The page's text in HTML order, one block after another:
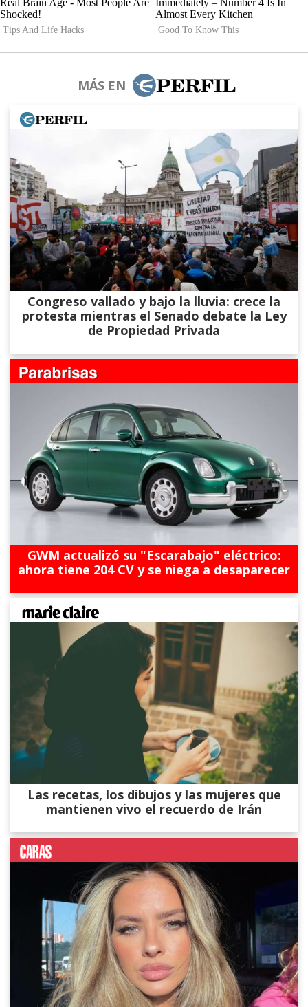
MÁS EN
Congreso vallado y bajo la lluvia: crece la
protesta mientras el Senado debate la Ley
de Propiedad Privada
GWM actualizó su "Escarabajo" eléctrico:
ahora tiene 204 CV y se niega a desaparecer
Las recetas, los dibujos y las mujeres que
mantienen vivo el recuerdo de Irán